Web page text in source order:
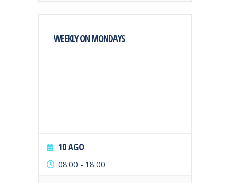
WEEKLY ON MONDAYS
10 AGO
08:00 - 18:00